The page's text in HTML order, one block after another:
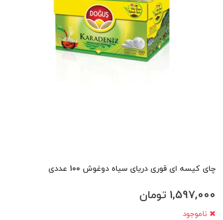
چای کیسه ای قوری دریای سیاه دوغوش 100 عددی
1,597,000 تومان
ناموجود